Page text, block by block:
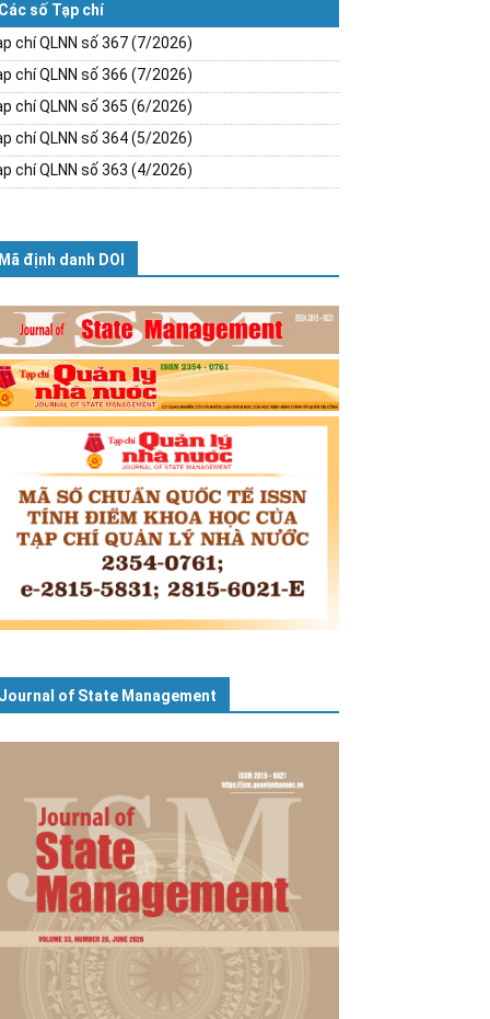
Các số Tạp chí
chí QLNN số 367 (7/2026)
chí QLNN số 366 (7/2026)
chí QLNN số 365 (6/2026)
chí QLNN số 364 (5/2026)
chí QLNN số 363 (4/2026)
Mã định danh DOI
Journal of State Management